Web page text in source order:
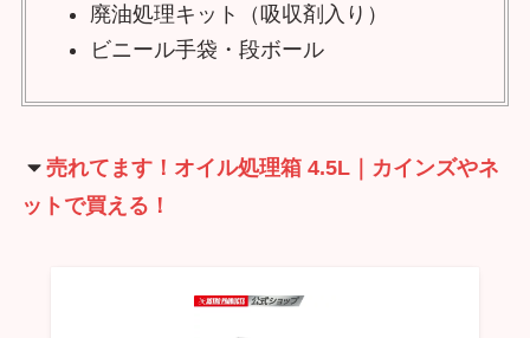
廃油処理キット（吸収剤入り）
ビニール手袋・段ボール
売れてます！オイル処理箱 4.5L｜カインズやネ
ットで買える！